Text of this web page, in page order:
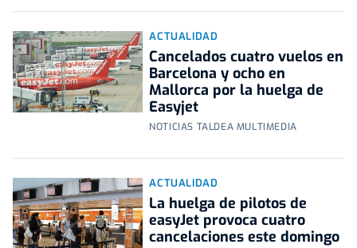
ACTUALIDAD
Cancelados cuatro vuelos en
Barcelona y ocho en
Mallorca por la huelga de
Easyjet
NOTICIAS TALDEA MULTIMEDIA
ACTUALIDAD
La huelga de pilotos de
easyJet provoca cuatro
cancelaciones este domingo